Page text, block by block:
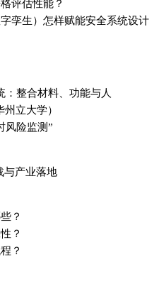
评估性能？
孪生）怎样赋能安全系统设计
：整合材料、功能与人
州立大学）
风险监测”
产业落地
？
？
？